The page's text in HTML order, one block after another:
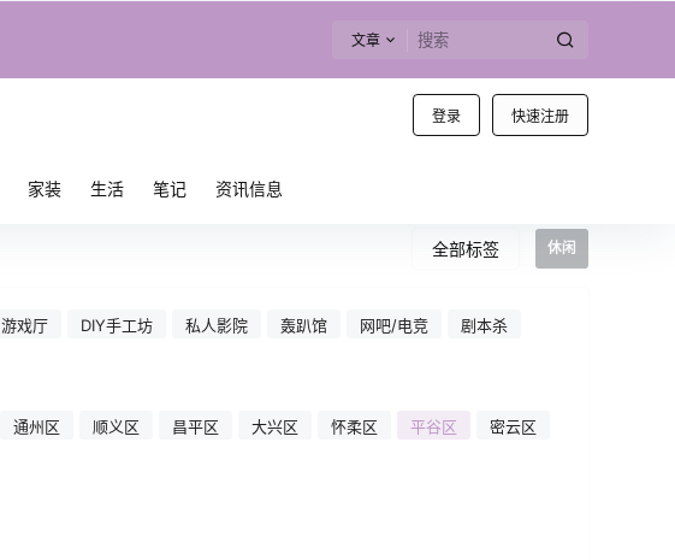
文章
登录 快速注册
家装 生活 笔记 资讯信息
全部标签 休闲
游戏厅 DIY手工坊 私人影院 轰趴馆 网吧/电竞 剧本杀
通州区 顺义区 昌平区 大兴区 怀柔区 平谷区 密云区